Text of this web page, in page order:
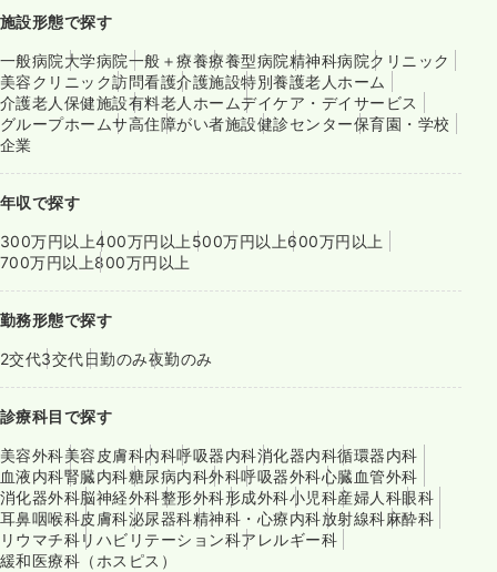
施設形態で探す
一般病院大学病院一般＋療養療養型病院精神科病院クリニック
美容クリニック訪問看護介護施設特別養護老人ホーム
介護老人保健施設有料老人ホームデイケア・デイサービス
グループホームサ高住障がい者施設健診センター保育園・学校
企業
年収で探す
300万円以上400万円以上 500万円以上600万円以上
700万円以上800万円以上
勤務形態で探す
2交代3交代日勤のみ夜勤のみ
診療科目で探す
美容外科美容皮膚科内科呼吸器内科消化器内科循環器内科
血液内科腎臓内科糖尿病内科外科呼吸器外科心臓血管外科
消化器外科脳神経外科整形外科形成外科小児科産婦人科眼科
耳鼻咽喉科皮膚科泌尿器科精神科・心療内科放射線科麻酔科
リウマチ科リハビリテーション科アレルギー科
緩和医療科（ホスピス）